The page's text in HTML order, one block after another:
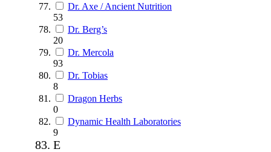
Dr. Axe / Ancient Nutrition
53
Dr. Berg’s
20
Dr. Mercola
93
Dr. Tobias
8
Dragon Herbs
0
Dynamic Health Laboratories
9
E